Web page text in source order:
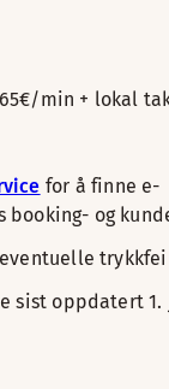
min + lokal
for å finne e-
booking- og
sist oppdatert 1.